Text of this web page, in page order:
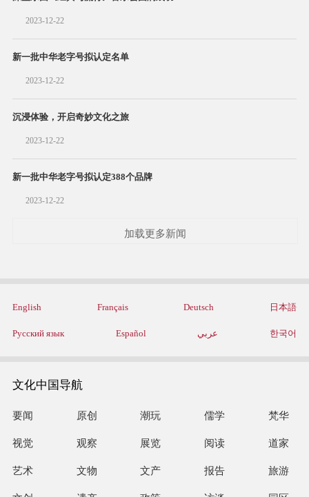
2023-12-22
新一批中华老字号拟认定名单
2023-12-22
沉浸体验，开启奇妙文化之旅
2023-12-22
新一批中华老字号拟认定388个品牌
2023-12-22
加载更多新闻
English Français Deutsch 日本語
Русский язык Español عربي 한국어
文化中国导航
要闻 原创 潮玩 儒学 梵华
视觉 观察 展览 阅读 道家
艺术 文物 文产 报告 旅游